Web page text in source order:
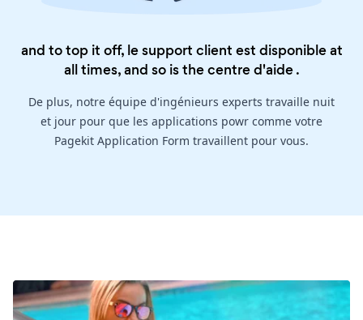
and to top it off, le support client est disponible at
all times, and so is thecentre d'aide.
De plus, notre équipe d'ingénieurs experts travaille nuit
et jour pour que les applications powr comme votre
Pagekit Application Form travaillent pour vous.